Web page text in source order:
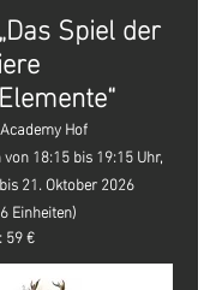
Spiel der
Hof
18:15 bis 19:15 Uhr,
21. Oktober 2026
Einheiten)
59 €